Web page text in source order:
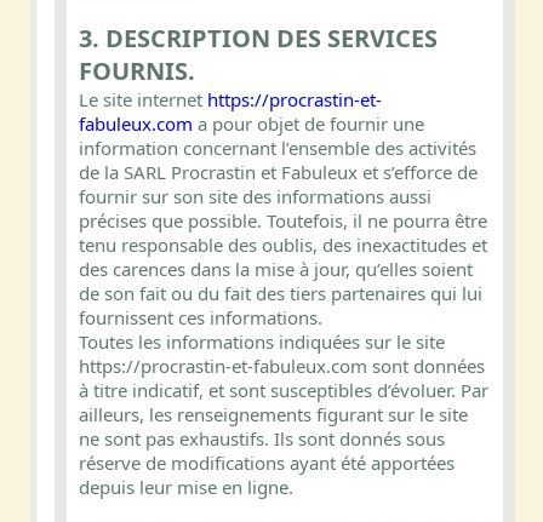
3. DESCRIPTION DES SERVICES
FOURNIS.
Le site internet https://procrastin-et-
fabuleux.com a pour objet de fournir une
information concernant l’ensemble des activités
de la SARL Procrastin et Fabuleux et s’efforce de
fournir sur son site des informations aussi
précises que possible. Toutefois, il ne pourra être
tenu responsable des oublis, des inexactitudes et
des carences dans la mise à jour, qu’elles soient
de son fait ou du fait des tiers partenaires qui lui
fournissent ces informations.
Toutes les informations indiquées sur le site
https://procrastin-et-fabuleux.com sont données
à titre indicatif, et sont susceptibles d’évoluer. Par
ailleurs, les renseignements figurant sur le site
ne sont pas exhaustifs. Ils sont donnés sous
réserve de modifications ayant été apportées
depuis leur mise en ligne.